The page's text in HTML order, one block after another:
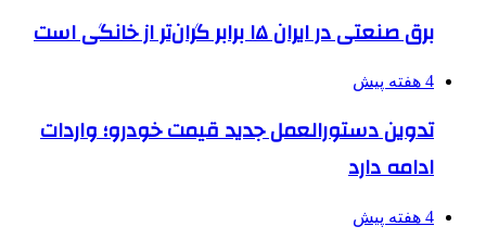
برق صنعتی در ایران ۱۵ برابر گران‌تر از خانگی است
4 هفته پیش
تدوین دستورالعمل جدید قیمت خودرو؛ واردات
ادامه دارد
4 هفته پیش